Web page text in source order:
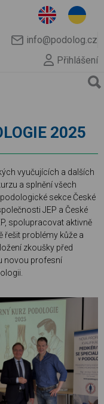
info@podolog.cz
Přihlášení
2025
vyučujících a dalších
a splnění všech
sekce České
JEP a České
spolupracovat aktivně
problémy kůže a
zkoušky před
novou profesní